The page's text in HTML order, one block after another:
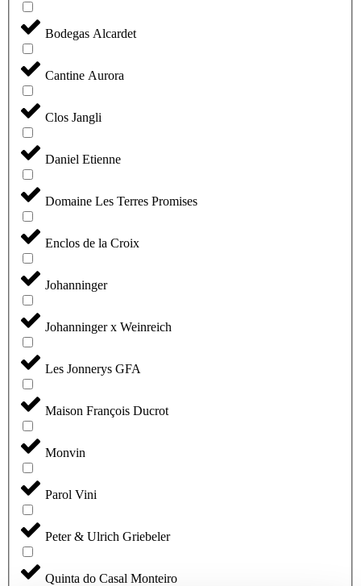
Bodegas Alcardet
Cantine Aurora
Clos Jangli
Daniel Etienne
Domaine Les Terres Promises
Enclos de la Croix
Johanninger
Johanninger x Weinreich
Les Jonnerys GFA
Maison François Ducrot
Monvin
Parol Vini
Peter & Ulrich Griebeler
Quinta do Casal Monteiro